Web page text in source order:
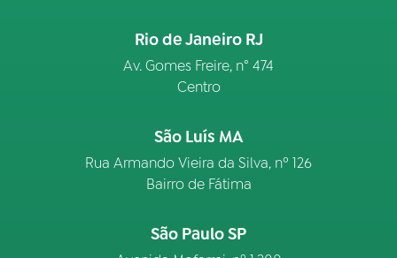
Rio de Janeiro RJ
Av. Gomes Freire, n° 474
Centro
São Luís MA
Rua Armando Vieira da Silva, nº 126
Bairro de Fátima
São Paulo SP